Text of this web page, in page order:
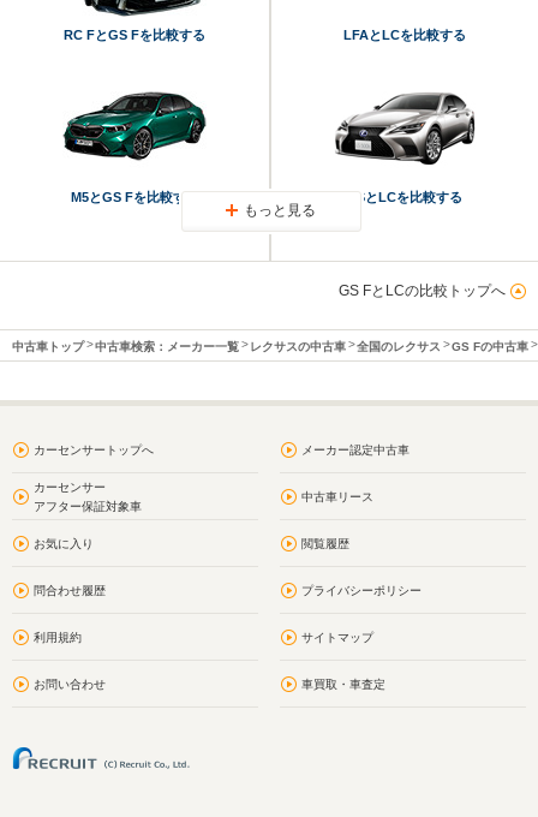
RC FとGS Fを比較する
M5とGS Fを比較する
LFAとLCを比較する
LSとLCを比較する
もっと見る
GS FとLCの比較トップへ
中古車トップ 中古車検索：メーカー一覧 レクサスの中古車 全国のレクサス GS Fの中古車
カーセンサートップへ メーカー認定中古車
カーセンサー
アフター保証対象車
中古車リース
お気に入り 閲覧履歴
問合わせ履歴 プライバシーポリシー
利用規約 サイトマップ
お問い合わせ 車買取・車査定